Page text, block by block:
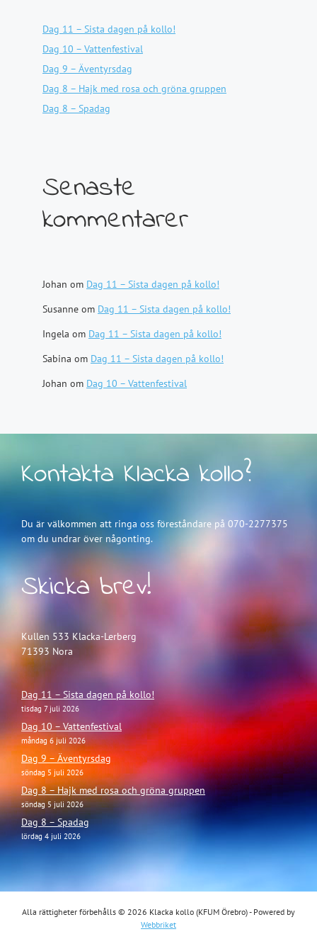
Dag 11 – Sista dagen på kollo!
Dag 10 – Vattenfestival
Dag 9 – Äventyrsdag
Dag 8 – Hajk med rosa och gröna gruppen
Dag 8 – Spadag
Senaste
kommentarer
Johan om Dag 11 – Sista dagen på kollo!
Susanne om Dag 11 – Sista dagen på kollo!
Ingela om Dag 11 – Sista dagen på kollo!
Sabina om Dag 11 – Sista dagen på kollo!
Johan om Dag 10 – Vattenfestival
Kontakta Klacka kollo?
Du är välkommen att ringa oss föreståndare på 070-2277375
om du undrar över någonting.
Skicka brev!
Kullen 533 Klacka-Lerberg
71393 Nora
Dag 11 – Sista dagen på kollo!
tisdag 7 juli 2026
Dag 10 – Vattenfestival
måndag 6 juli 2026
Dag 9 – Äventyrsdag
söndag 5 juli 2026
Dag 8 – Hajk med rosa och gröna gruppen
söndag 5 juli 2026
Dag 8 – Spadag
lördag 4 juli 2026
Alla rättigheter förbehålls © 2026 Klacka kollo (KFUM Örebro) - Powered by
Webbriket